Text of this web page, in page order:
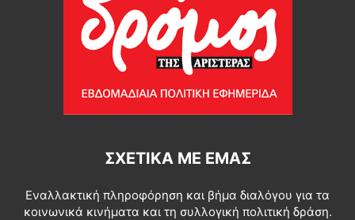
ΣΧΕΤΙΚΆ ΜΕ ΕΜΆΣ
Εναλλακτική πληροφόρηση και βήμα διαλόγου για τα
κοινωνικά κινήματα και τη συλλογική πολιτική δράση.